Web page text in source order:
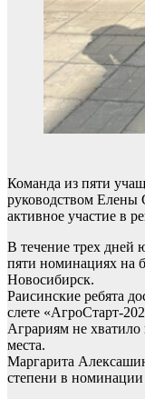
Команда из пяти
руководством Елены
активное участие в
В течение трех дней
пяти номинациях на
Новосибирск.
Раисинские ребята
слете «АгроСтарт-
Аграриям не хватило
места.
Маргарита
степени в